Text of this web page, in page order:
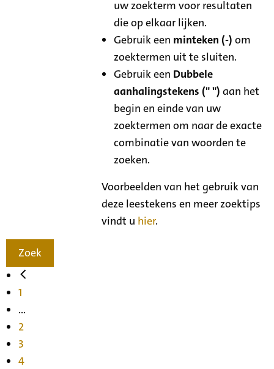
uw zoekterm voor resultaten
die op elkaar lijken.
Gebruik een minteken (-) om
zoektermen uit te sluiten.
Gebruik een Dubbele
aanhalingstekens (" ") aan het
begin en einde van uw
zoektermen om naar de exacte
combinatie van woorden te
zoeken.
Voorbeelden van het gebruik van
deze leestekens en meer zoektips
vindt u hier.
Zoek
1
...
2
3
4